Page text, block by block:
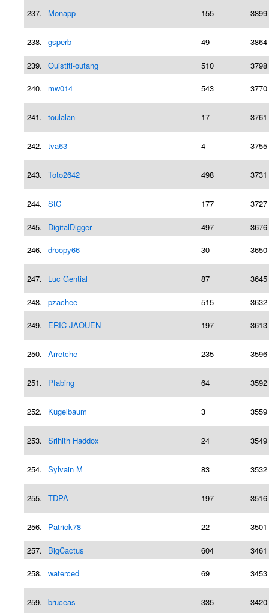
237.
Monapp 155 3899
238. gsperb 49 3864
239. Ouistiti-outang 510
3798
240.
mw014 543 3770
241. toulalan 17 3761
242. tva63 4 3755
243. Toto2642 498 3731
244. StC 177 3727
245. DigitalDigger 497
3676
246. droopy66 30 3650
247. Luc Gential 87 3645
248. pzachee 515
3632
249.
ERIC JAOUEN 197 3613
250. Arretche 235 3596
251. Pfabing 64 3592
252. Kugelbaum 3 3559
253. Srihith Haddox 24 3549
254. Sylvain M 83 3532
255. TDPA 197 3516
256. Patrick78 22 3501
257. BigCactus 604
3461
258. waterced 69 3453
259. bruceas 335 3420